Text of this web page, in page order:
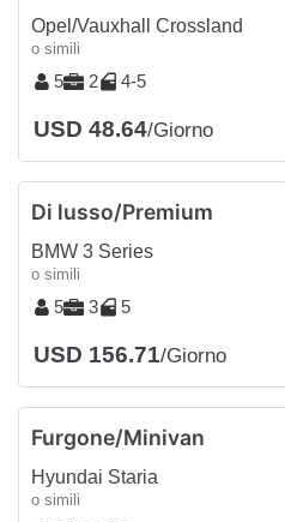
Opel/Vauxhall Crossland
o simili
5 2 4-5
USD 48.64/Giorno
Di lusso/Premium
BMW 3 Series
o simili
5 3 5
USD 156.71/Giorno
Furgone/Minivan
Hyundai Staria
o simili